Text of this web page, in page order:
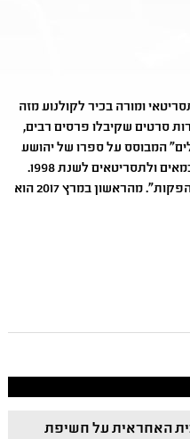
ומורה בכיר לקולנוע מזה
סרטים שקיבלו פרסים רבים,
המבוסס על ספרו של יהושע
קנז. זוכה פרס שר החינוך והתרבות לבמאים ולתסריטאים לשנת 1998.
ב- 1998 הקים את חברת "לה סטרדה הפקות". מהראשון במרץ 2017 הוא
האחראית על חשיפת